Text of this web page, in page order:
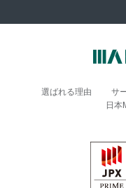
選ばれる理由 サ
日本